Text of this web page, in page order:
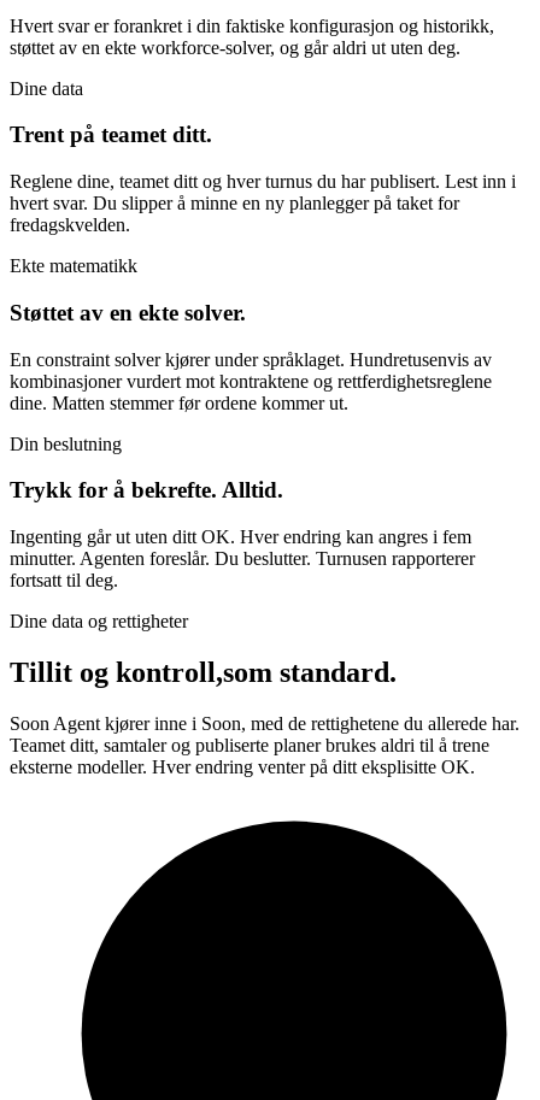
Hvert svar er forankret i din faktiske konfigurasjon og historikk,
støttet av en ekte workforce-solver, og går aldri ut uten deg.
Dine data
Trent på teamet ditt.
Reglene dine, teamet ditt og hver turnus du har publisert. Lest inn i
hvert svar. Du slipper å minne en ny planlegger på taket for
fredagskvelden.
Ekte matematikk
Støttet av en ekte solver.
En constraint solver kjører under språklaget. Hundretusenvis av
kombinasjoner vurdert mot kontraktene og rettferdighetsreglene
dine. Matten stemmer før ordene kommer ut.
Din beslutning
Trykk for å bekrefte. Alltid.
Ingenting går ut uten ditt OK. Hver endring kan angres i fem
minutter. Agenten foreslår. Du beslutter. Turnusen rapporterer
fortsatt til deg.
Dine data og rettigheter
Tillit og kontroll,som standard.
Soon Agent kjører inne i Soon, med de rettighetene du allerede har.
Teamet ditt, samtaler og publiserte planer brukes aldri til å trene
eksterne modeller. Hver endring venter på ditt eksplisitte OK.